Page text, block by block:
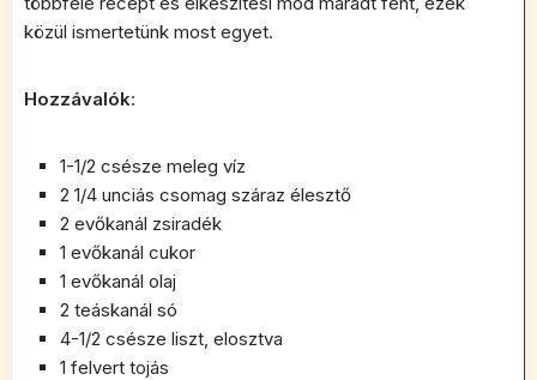
közül ismertetünk most egyet.
Hozzávalók:
1-1/2 csésze meleg víz
2 1/4 unciás csomag száraz élesztő
2 evőkanál zsiradék
1 evőkanál cukor
1 evőkanál olaj
2 teáskanál só
4-1/2 csésze liszt, elosztva
1 felvert tojás